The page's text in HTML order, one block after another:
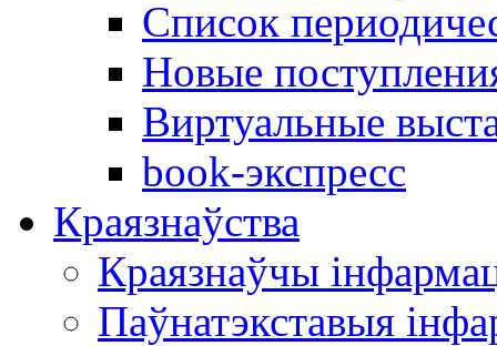
Список
Новые
Виртуальные
book-экспресс
Краязнаўства
Краязнаўчы
Паўнатэкставыя